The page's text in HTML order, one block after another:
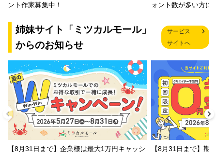
ント作家募集中！
ォント数が多い方に
姉妹サイト「ミツカルモール」
からのお知らせ
サービス
サイトへ
【8月31日まで】企業様は最大1万円キャッシ
【8月31日まで】期